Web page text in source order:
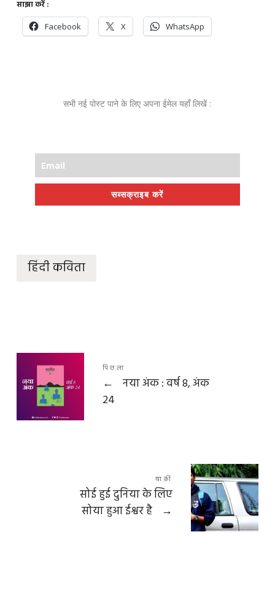
साझा करें :
Facebook X WhatsApp
सभी नई पोस्ट पाने के लिए अपना ईमेल यहाँ लिखें :
सब्सक्राइब करें
हिंदी कविता
पिछला
←
नया अंक : वर्ष 8, अंक
24
बाक़ी
सोई हुई दुनिया के लिए
सोया हुआ ईश्वर है
→